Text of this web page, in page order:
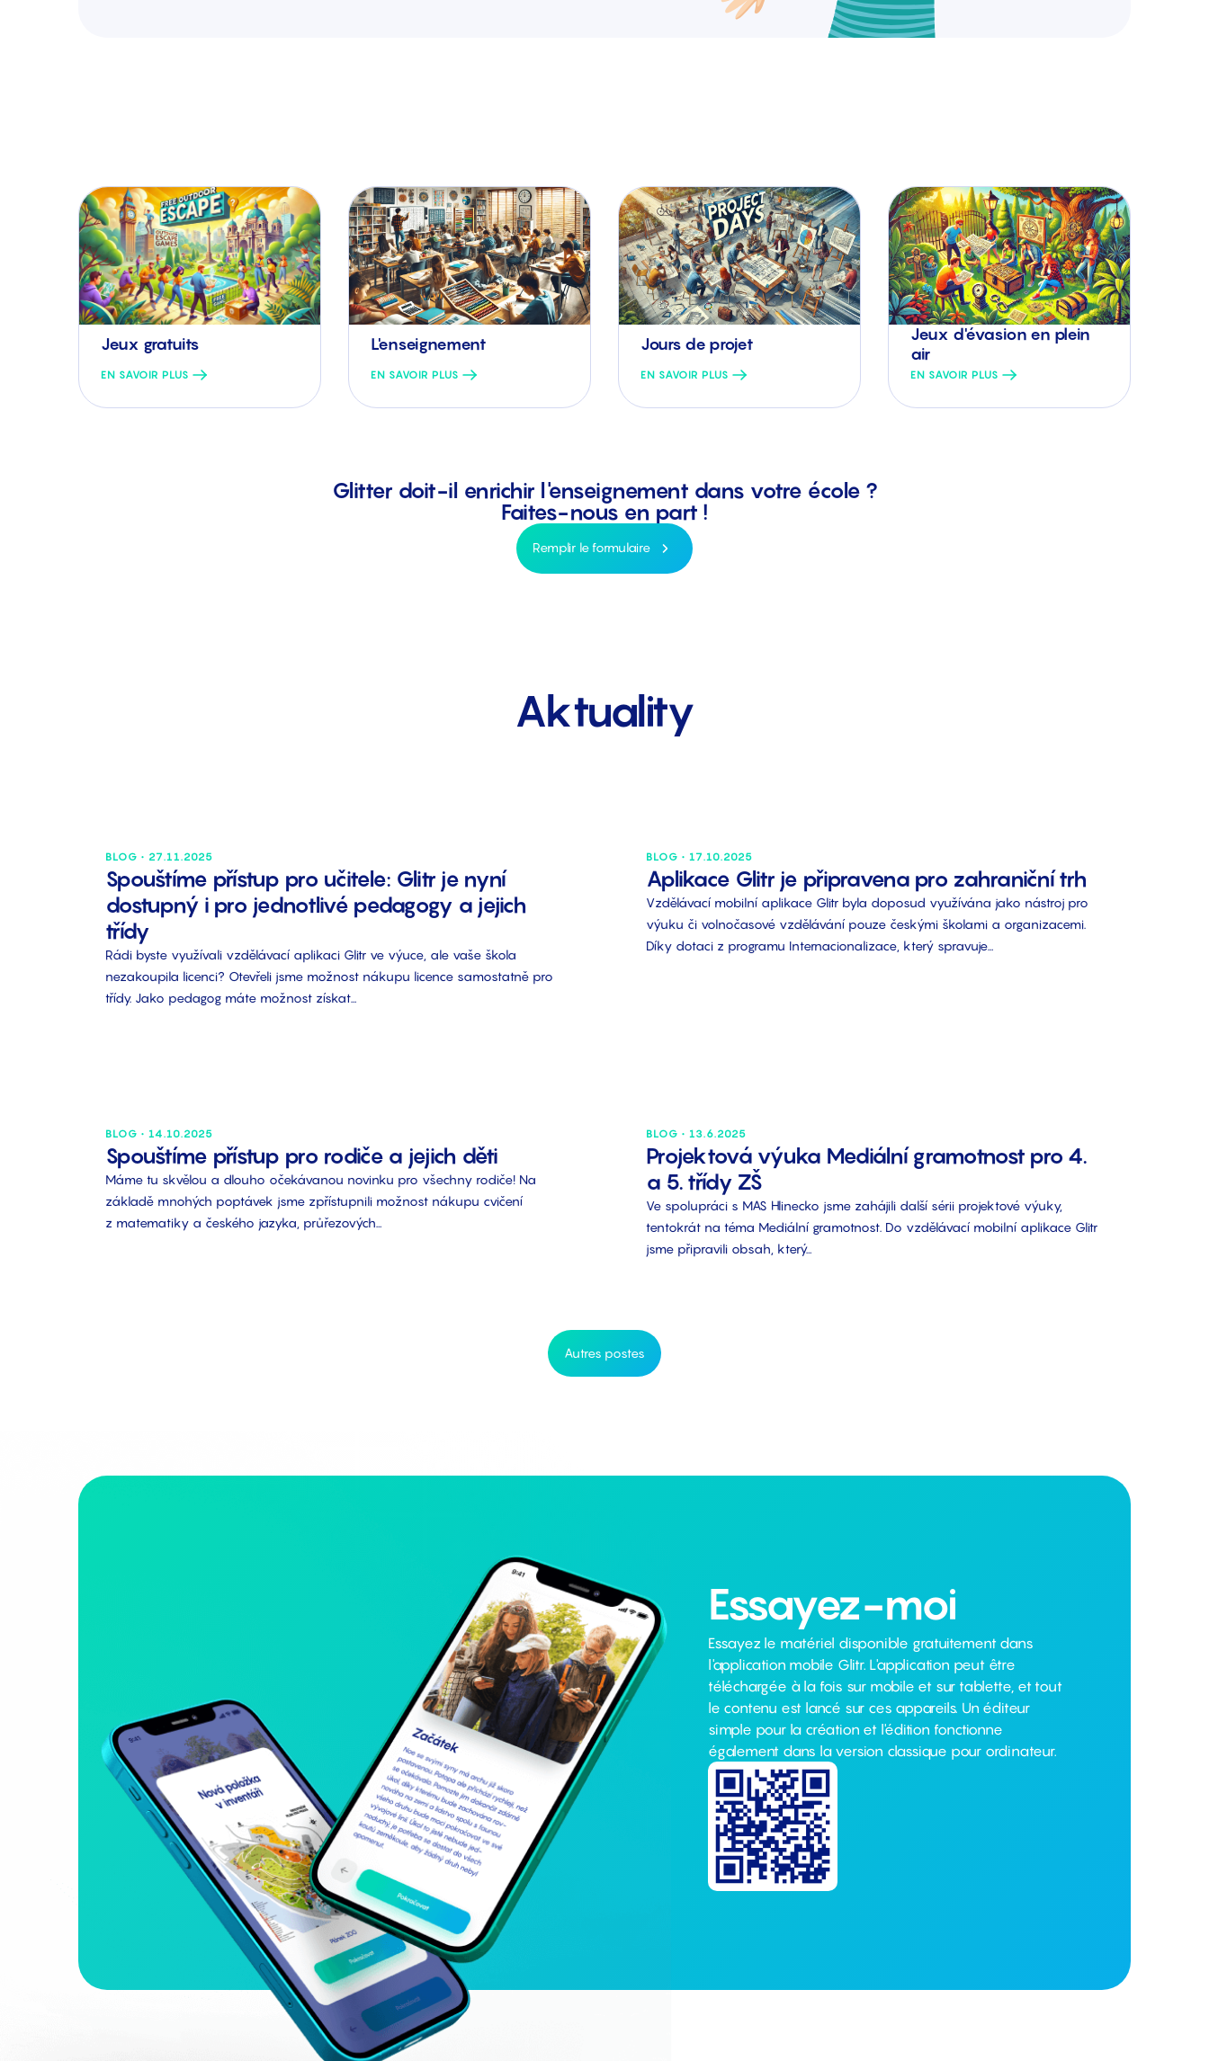
Jeux gratuits
EN SAVOIR PLUS
L'enseignement
EN SAVOIR PLUS
Jours de projet
EN SAVOIR PLUS
Jeux d'évasion en plein
air
EN SAVOIR PLUS
Glitter doit-il enrichir l'enseignement dans votre école ?
Faites-nous en part !
Remplir le formulaire
Aktuality
BLOG • 27.11.2025
Spouštíme přístup pro učitele: Glitr je nyní
dostupný i pro jednotlivé pedagogy a jejich
třídy
Rádi byste využívali vzdělávací aplikaci Glitr ve výuce, ale vaše škola
nezakoupila licenci? Otevřeli jsme možnost nákupu licence samostatně pro
třídy. Jako pedagog máte možnost získat…
BLOG • 17.10.2025
Aplikace Glitr je připravena pro zahraniční trh
Vzdělávací mobilní aplikace Glitr byla doposud využívána jako nástroj pro
výuku či volnočasové vzdělávání pouze českými školami a organizacemi.
Díky dotaci z programu Internacionalizace, který spravuje…
BLOG • 14.10.2025
Spouštíme přístup pro rodiče a jejich děti
Máme tu skvělou a dlouho očekávanou novinku pro všechny rodiče! Na
základě mnohých poptávek jsme zpřístupnili možnost nákupu cvičení
z matematiky a českého jazyka, průřezových…
BLOG • 13.6.2025
Projektová výuka Mediální gramotnost pro 4.
a 5. třídy ZŠ
Ve spolupráci s MAS Hlinecko jsme zahájili další sérii projektové výuky,
tentokrát na téma Mediální gramotnost. Do vzdělávací mobilní aplikace Glitr
jsme připravili obsah, který…
Autres postes
Essayez-moi
Essayez le matériel disponible gratuitement dans
l'application mobile Glitr. L'application peut être
téléchargée à la fois sur mobile et sur tablette, et tout
le contenu est lancé sur ces appareils. Un éditeur
simple pour la création et l'édition fonctionne
également dans la version classique pour ordinateur.